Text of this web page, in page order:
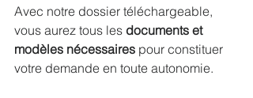
Avec notre dossier téléchargeable,
vous aurez tous les documents et
modèles nécessaires pour constituer
votre demande en toute autonomie.